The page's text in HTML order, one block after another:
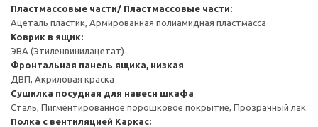
Пластмассовые части/ Пластмассовые части:
Ацеталь пластик, Армированная полиамидная пластмасса
Коврик в ящик:
ЭВА (Этиленвинилацетат)
Фронтальная панель ящика, низкая
ДВП, Акриловая краска
Сушилка посудная для навесн шкафа
Сталь, Пигментированное порошковое покрытие, Прозрачный лак
Полка с вентиляцией Каркас: